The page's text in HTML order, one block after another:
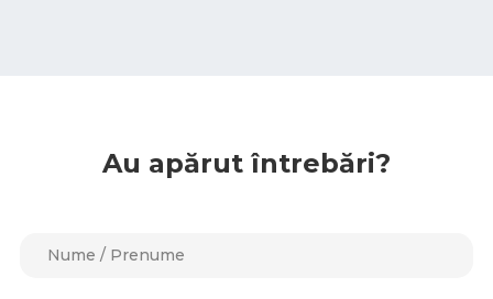
Au apărut întrebări?